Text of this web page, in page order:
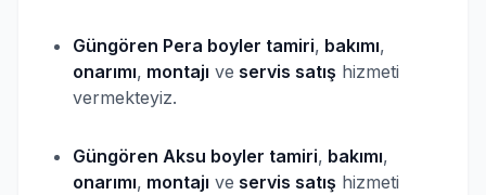
Güngören Pera boyler tamiri, bakımı,
onarımı, montajı ve servis satış hizmeti
vermekteyiz.
Güngören Aksu boyler tamiri, bakımı,
onarımı, montajı ve servis satış hizmeti